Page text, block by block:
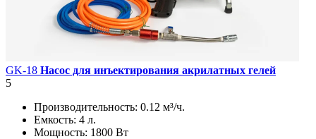
GK-18 Насос для инъектирования акрилатных гелей
5
Производительность: 0.12 м³/ч.
Емкость: 4 л.
Мощность: 1800 Вт